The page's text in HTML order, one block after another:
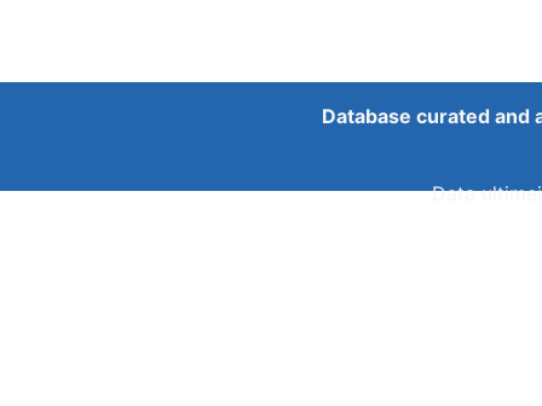
Database curated
Data